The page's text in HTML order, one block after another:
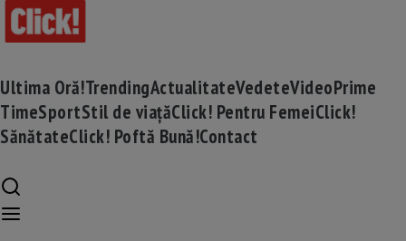
Ultima Oră!TrendingActualitateVedeteVideoPrime
TimeSportStil de viațăClick! Pentru FemeiClick!
SănătateClick! Poftă Bună!Contact